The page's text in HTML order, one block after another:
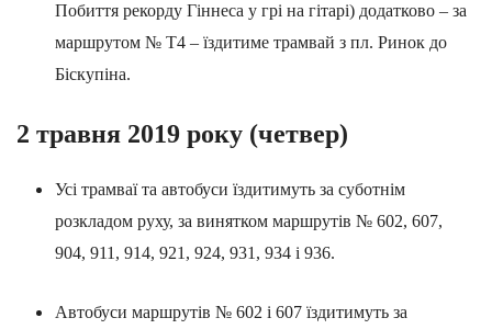
Побиття рекорду Гіннеса у грі на гітарі) додатково – за
маршрутом № T4 ‒ їздитиме трамвай з пл. Ринок до
Біскупіна.
2 травня 2019 року (четвер)
Усі трамваї та автобуси їздитимуть за суботнім
розкладом руху, за винятком маршрутів № 602, 607,
904, 911, 914, 921, 924, 931, 934 i 936.
Автобуси маршрутів № 602 і 607 їздитимуть за